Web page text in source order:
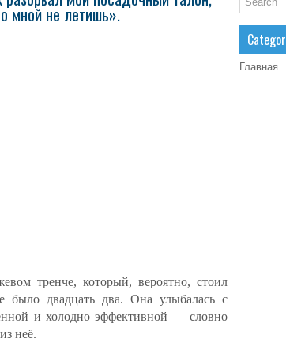
мной не летишь».
тренче, который, вероятно, стоил
было двадцать два. Она улыбалась с
и холодно эффективной — словно
неё.
Главная